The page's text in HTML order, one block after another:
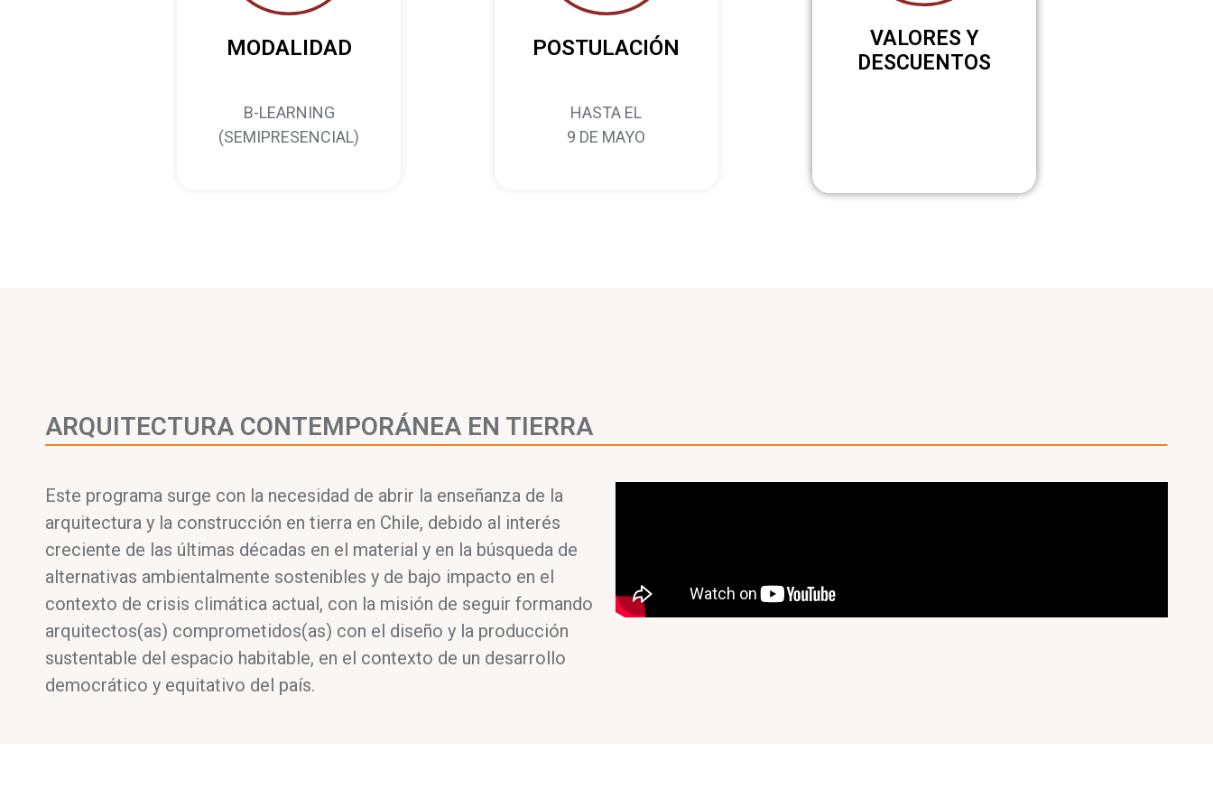
MODALIDAD
B-LEARNING
(SEMIPRESENCIAL)
POSTULACIÓN
HASTA EL
9 DE MAYO
VALORES Y
DESCUENTOS
ARQUITECTURA CONTEMPORÁNEA EN TIERRA
Este programa surge con la necesidad de abrir la enseñanza de la
arquitectura y la construcción en tierra en Chile, debido al interés
creciente de las últimas décadas en el material y en la búsqueda de
alternativas ambientalmente sostenibles y de bajo impacto en el
contexto de crisis climática actual, con la misión de seguir formando
arquitectos(as) comprometidos(as) con el diseño y la producción
sustentable del espacio habitable, en el contexto de un desarrollo
democrático y equitativo del país.